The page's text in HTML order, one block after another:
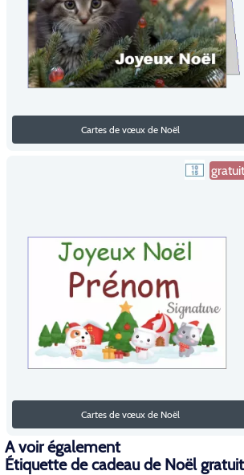
Cartes de vœux de Noël
gratuit
Cartes de vœux de Noël
A voir également
Étiquette de cadeau de Noël